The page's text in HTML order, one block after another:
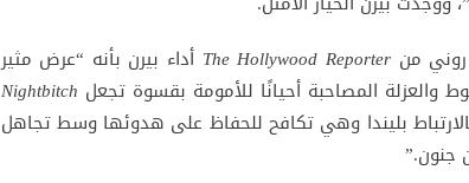
روني منThe Hollywood Reporter أداء بيرن بأنه “عرض مثير
المصاحبة أحيانًا للأمومة بقسوة تجعل Nightbitch
بليندا وهي تكافح للحفاظ على هدوئها وسط تجاهل
جنون.”